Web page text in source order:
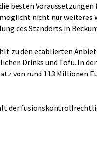
besten Voraussetzungen
nicht nur weiteres
des Standorts in
zu den etablierten
Drinks und Tofu. In
von rund 113 Millionen
der